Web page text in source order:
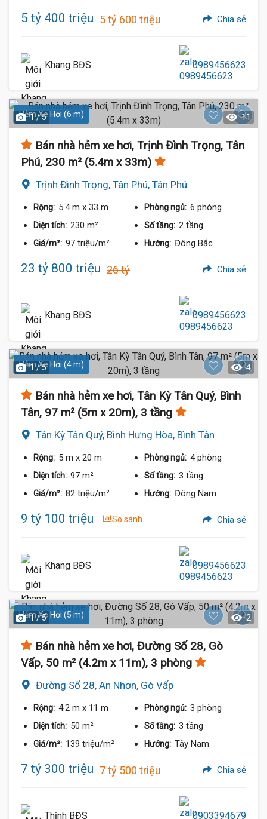
5 tỷ 400 triệu 5 tỷ 600 triệu Chia sẻ
Khang BĐS 0989456623
Hẻm Xe Hơi (6 m)
1 / 5 11
Bán nhà hẻm xe hơi, Trịnh Đình Trọng, Tân
Phú, 230 m² (5.4m x 33m)
Trịnh Đình Trọng, Tân Phú, Tân Phú
Rộng: 5.4 m x 33 m Phòng ngủ: 6 phòng
Diện tích: 230 m² Số tầng: 2 tầng
Giá/m²: 97 triệu/m² Hướng: Đông Bắc
23 tỷ 800 triệu 26 tỷ Chia sẻ
Khang BĐS 0989456623
Hẻm Xe Hơi (4 m)
1 / 5 4
Bán nhà hẻm xe hơi, Tân Kỳ Tân Quý, Bình
Tân, 97 m² (5m x 20m), 3 tầng
Tân Kỳ Tân Quý, Bình Hưng Hòa, Bình Tân
Rộng: 5 m x 20 m Phòng ngủ: 4 phòng
Diện tích: 97 m² Số tầng: 3 tầng
Giá/m²: 82 triệu/m² Hướng: Đông Nam
9 tỷ 100 triệu So sánh Chia sẻ
Khang BĐS 0989456623
Hẻm Xe Hơi (5 m)
1 / 5 2
Bán nhà hẻm xe hơi, Đường Số 28, Gò
Vấp, 50 m² (4.2m x 11m), 3 phòng
Đường Số 28, An Nhơn, Gò Vấp
Rộng: 4.2 m x 11 m Phòng ngủ: 3 phòng
Diện tích: 50 m² Số tầng: 3 tầng
Giá/m²: 139 triệu/m² Hướng: Tây Nam
7 tỷ 300 triệu 7 tỷ 500 triệu Chia sẻ
Thịnh BĐS 0903394679